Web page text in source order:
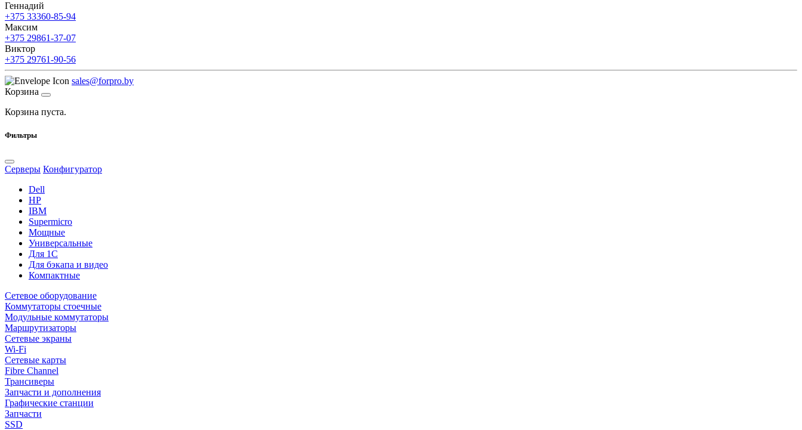
Геннадий
+375 33360-85-94
Максим
+375 29861-37-07
Виктор
+375 29761-90-56
sales@forpro.by
Корзина
Корзина пуста.
Фильтры
Серверы Конфигуратор
Dell
HP
IBM
Supermicro
Мощные
Универсальные
Для 1С
Для бэкапа и видео
Компактные
Сетевое оборудование
Коммутаторы стоечные
Модульные коммутаторы
Маршрутизаторы
Сетевые экраны
Wi-Fi
Сетевые карты
Fibre Channel
Трансиверы
Запчасти и дополнения
Графические станции
Запчасти
SSD